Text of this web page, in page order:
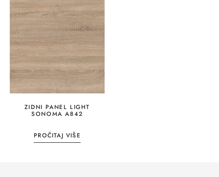
ZIDNI PANEL LIGHT
SONOMA A842
PROČITAJ VIŠE